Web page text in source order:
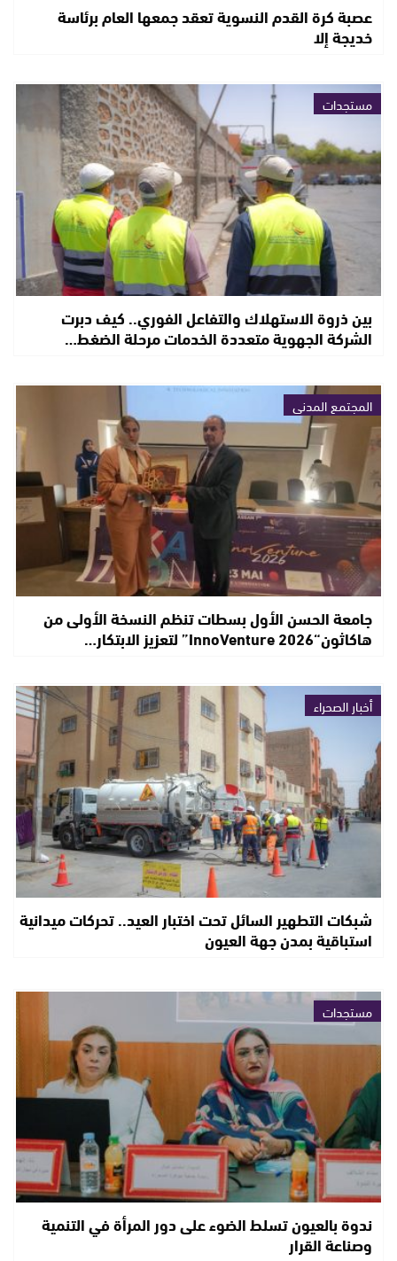
عصبة كرة القدم النسوية تعقد جمعها العام برئاسة
خديجة إلا
مستجدات
بين ذروة الاستهلاك والتفاعل الفوري.. كيف دبرت
الشركة الجهوية متعددة الخدمات مرحلة الضغط…
المجتمع المدني
جامعة الحسن الأول بسطات تنظم النسخة الأولى من
هاكاثون“InnoVenture 2026” لتعزيز الابتكار…
أخبار الصحراء
شبكات التطهير السائل تحت اختبار العيد.. تحركات ميدانية
استباقية بمدن جهة العيون
مستجدات
ندوة بالعيون تسلط الضوء على دور المرأة في التنمية
وصناعة القرار